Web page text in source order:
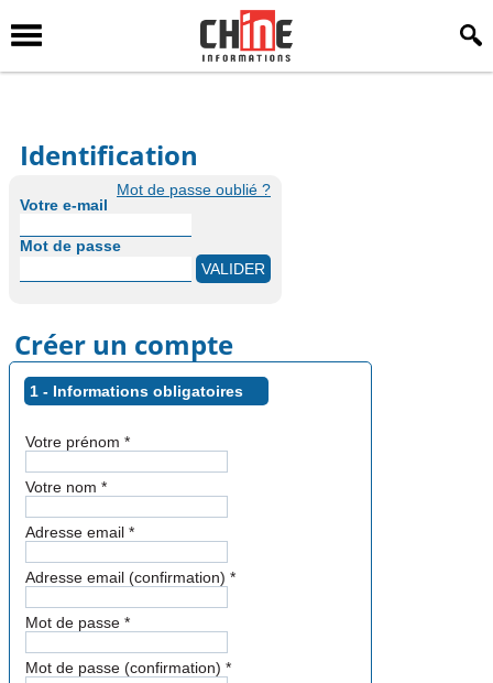
Identification
Mot de passe oublié ?
Votre e-mail
Mot de passe
Créer un compte
1 - Informations obligatoires
Votre prénom *
Votre nom *
Adresse email *
Adresse email (confirmation) *
Mot de passe *
Mot de passe (confirmation) *